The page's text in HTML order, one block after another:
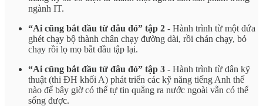
ngành IT.
“Ai cũng bắt đầu từ đâu đó” tập 2 - Hành trình từ một đứa
ghét chạy bộ thành chân chạy đường dài, rồi chán chạy, bỏ
chạy rồi lọ mọ bắt đầu tập lại.
“Ai cũng bắt đầu từ đâu đó” tập 3 - Hành trình từ dân kỹ
thuật (thi ĐH khối A) phát triển các kỹ năng tiếng Anh thế
nào để bây giờ có thể tự tin quẳng ra nước ngoài vẫn có thể
sống được.